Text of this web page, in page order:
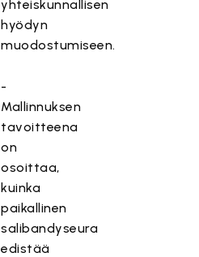
yhteiskunnallisen
hyödyn
muodostumiseen.
-
Mallinnuksen
tavoitteena
on
osoittaa,
kuinka
paikallinen
salibandyseura
edistää